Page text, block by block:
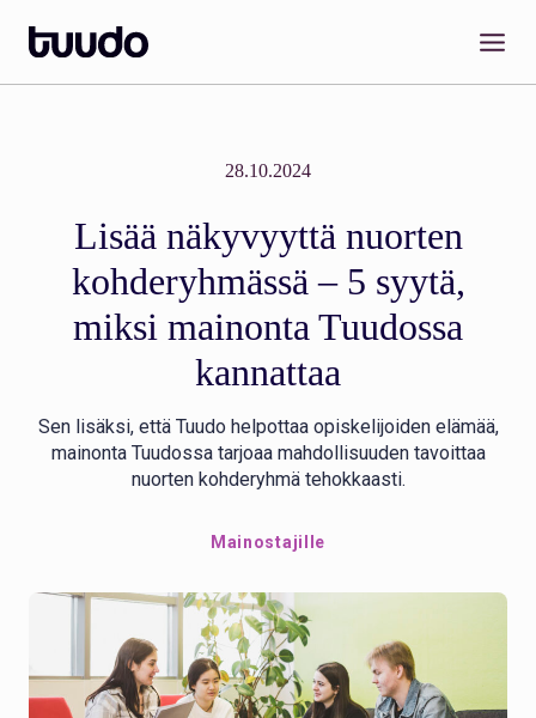
sisältöön
28.10.2024
Lisää näkyvyyttä nuorten
kohderyhmässä – 5 syytä,
miksi mainonta Tuudossa
kannattaa
Sen lisäksi, että Tuudo helpottaa opiskelijoiden elämää,
mainonta Tuudossa tarjoaa mahdollisuuden tavoittaa
nuorten kohderyhmä tehokkaasti.
Mainostajille